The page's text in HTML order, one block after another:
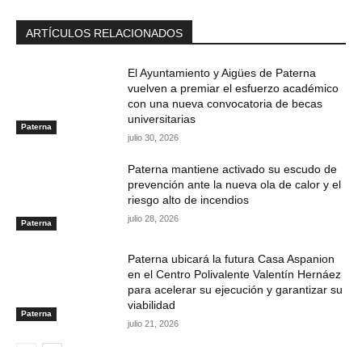
ARTÍCULOS RELACIONADOS
Paterna
El Ayuntamiento y Aigües de Paterna
vuelven a premiar el esfuerzo académico
con una nueva convocatoria de becas
universitarias
julio 30, 2026
Paterna
Paterna mantiene activado su escudo de
prevención ante la nueva ola de calor y el
riesgo alto de incendios
julio 28, 2026
Paterna
Paterna ubicará la futura Casa Aspanion
en el Centro Polivalente Valentín Hernáez
para acelerar su ejecución y garantizar su
viabilidad
julio 21, 2026